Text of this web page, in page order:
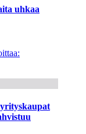
uhkaa